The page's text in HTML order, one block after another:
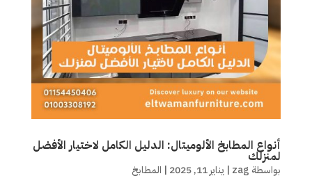
أنواع المطابخ الألوميتال: الدليل الكامل لاختيار الأفضل
لمنزلك
بواسطة zag
| يناير 11, 2025 | المطابخ